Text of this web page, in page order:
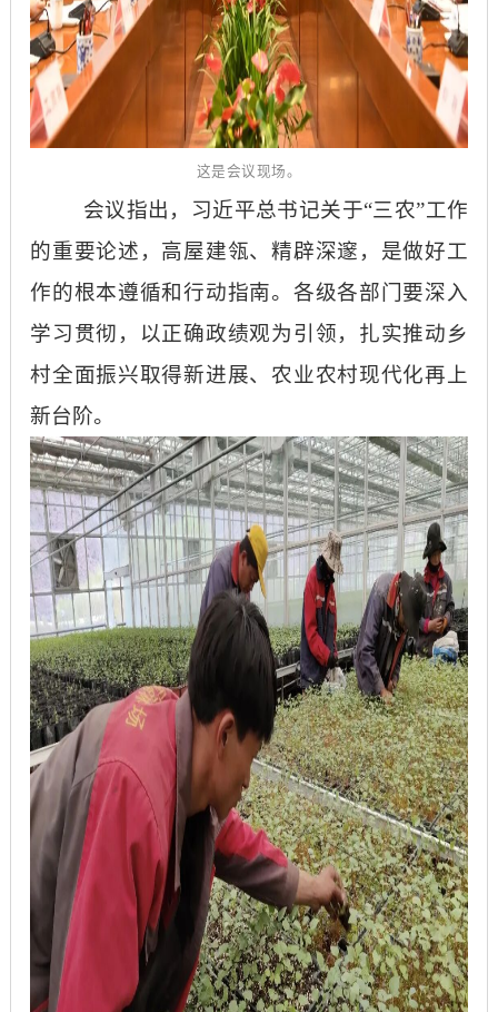
这是会议 现场。
会议指出，习近平总书记关于“三农”工作
的重要论述，高屋建瓴、精辟深邃，是做好工
作的根本遵循和行动指南。各级各部门要深入
学习贯彻，以正确政绩观为引领，扎实推动乡
村全面振兴取得新进展、农业农村现代化再上
新台阶。